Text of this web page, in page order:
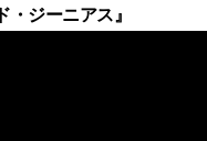
・ジーニアス』